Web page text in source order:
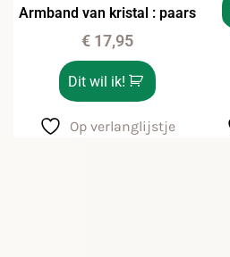
Armband van kristal : paars
€17,95
Dit wil ik!
Op verlanglijstje